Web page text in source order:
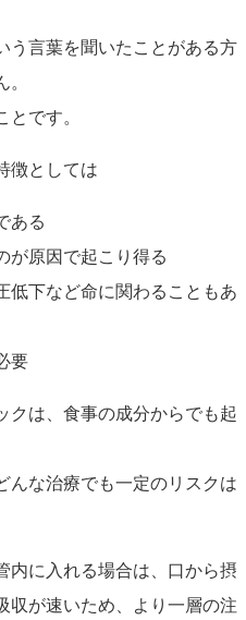
う言葉を聞いたことがある方
です。
徴としては
ある
が原因で起こり得る
低下など命に関わることもあ
要
クは、食事の成分からでも起
んな治療でも一定のリスクは
内に入れる場合は、口から摂
収が速いため、より一層の注